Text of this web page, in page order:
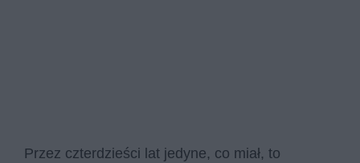
Przez czterdzieści lat jedyne, co miał, to